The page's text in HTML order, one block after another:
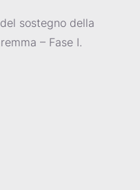
sostegno della
– Fase I.